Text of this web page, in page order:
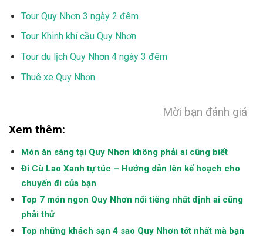
Tour Quy Nhơn 3 ngày 2 đêm
Tour Khinh khí cầu Quy Nhơn
Tour du lịch Quy Nhơn 4 ngày 3 đêm
Thuê xe Quy Nhơn
Mời bạn đánh giá
Xem thêm:
Món ăn sáng tại Quy Nhơn không phải ai cũng biết
Đi Cù Lao Xanh tự túc – Hướng dẫn lên kế hoạch cho
chuyến đi của bạn
Top 7 món ngon Quy Nhơn nổi tiếng nhất định ai cũng
phải thử
Top những khách sạn 4 sao Quy Nhơn tốt nhất mà bạn